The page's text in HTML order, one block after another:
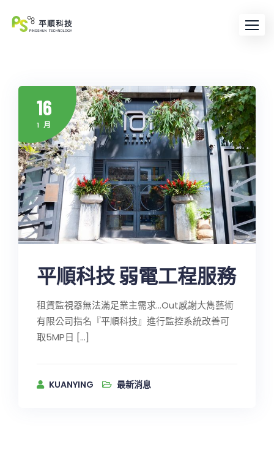
16
1 月
平順科技 弱電工程服務
租賃監視器無法滿足業主需求…Out感謝大雋藝術
有限公司指名『平順科技』進行監控系統改善可
取5MP日 […]
KUANYING 最新消息